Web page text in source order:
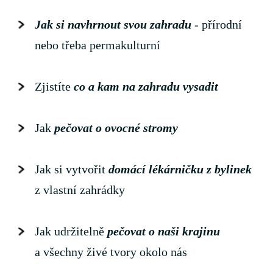
Jak si navhrnout svou zahradu - přírodní
nebo třeba permakulturní
Zjistíteco a kam na zahradu vysadit
Jakpečovat o ovocné stromy
Jak si vytvořitdomácí lékárničku z bylinek
z vlastní zahrádky
Jak udržitelněpečovat o naši krajinu
a všechny živé tvory okolo nás